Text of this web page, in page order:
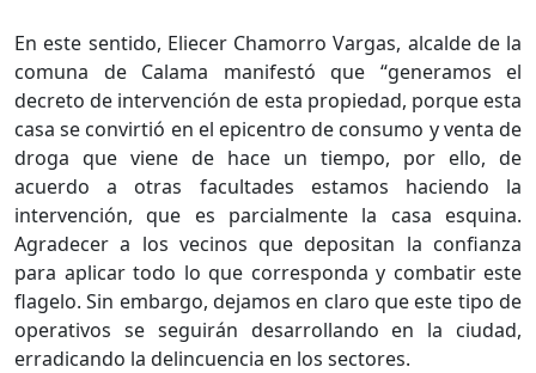
En este sentido, Eliecer Chamorro Vargas, alcalde de la
comuna de Calama manifestó que “generamos el
decreto de intervención de esta propiedad, porque esta
casa se convirtió en el epicentro de consumo y venta de
droga que viene de hace un tiempo, por ello, de
acuerdo a otras facultades estamos haciendo la
intervención, que es parcialmente la casa esquina.
Agradecer a los vecinos que depositan la confianza
para aplicar todo lo que corresponda y combatir este
flagelo. Sin embargo, dejamos en claro que este tipo de
operativos se seguirán desarrollando en la ciudad,
erradicando la delincuencia en los sectores.